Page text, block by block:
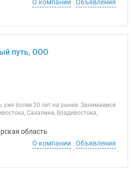
О компании Объявления
путь, ООО
уже более 20 лет на рынке. Занимаемся
Сахалина, Владивостока,
область
О компании
Объявления